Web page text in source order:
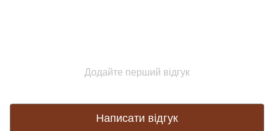
Додайте перший відгук
Написати відгук